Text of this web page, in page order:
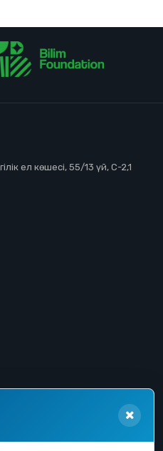
ел көшесі, 55/13 үй, С-2,1